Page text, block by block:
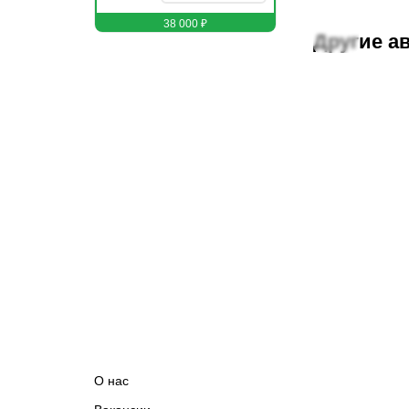
Другие
38 000 ₽
О нас